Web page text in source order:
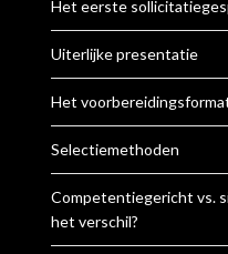
Het eerste
Uiterlijke presentatie
Het
Selectiemethoden
Competentiegericht vs.
het verschil?